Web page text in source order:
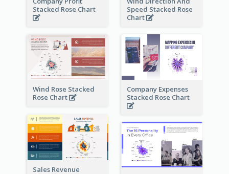
Stacked Rose Chart
Speed Stacked Rose
Chart
Wind Rose Stacked
Rose Chart
Company Expenses
Stacked Rose Chart
Sales Revenue